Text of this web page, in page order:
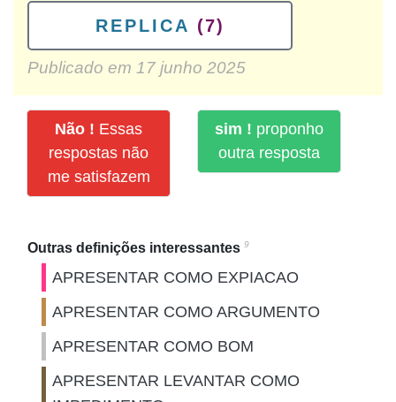
REPLICA (7)
Publicado em 17 junho 2025
Não ! Essas
respostas não
me satisfazem
sim ! proponho
outra resposta
Outras definições interessantes 9
APRESENTAR COMO EXPIACAO
APRESENTAR COMO ARGUMENTO
APRESENTAR COMO BOM
APRESENTAR LEVANTAR COMO